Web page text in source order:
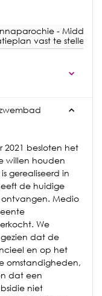
-
vast te stellen
besloten het
willen houden
gerealiseerd in
de huidige
ontvangen. Medio
We
dat de
en op het
omstandigheden,
dat een
niet